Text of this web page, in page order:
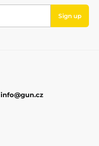
Sign up
info@gun.cz